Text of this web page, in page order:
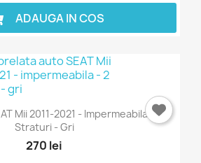
ADAUGA IN COS
Mii 2011-2021 - Impermeabila - 2
Straturi - Gri
270 lei